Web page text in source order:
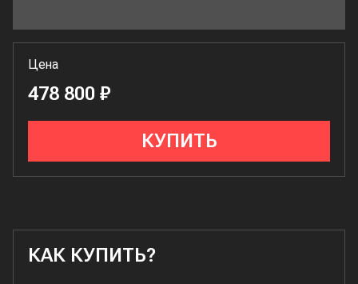
Цена
478 800 ₽
КУПИТЬ
КАК КУПИТЬ?